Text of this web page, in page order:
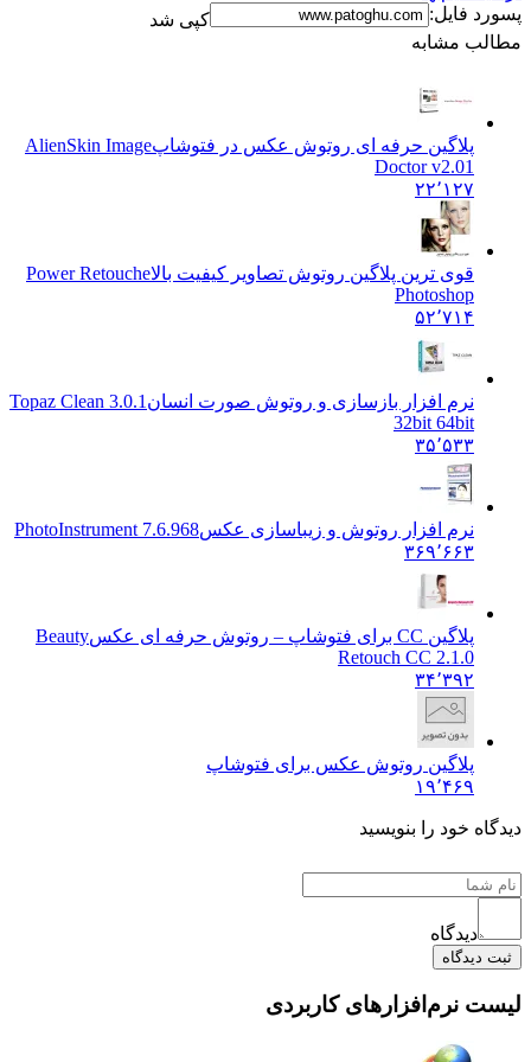
فایل:
کپی شد
مشابه
پلاگین حرفه ای روتوش عکس در فتوشاپAlienSkin Image
Doctor v2.01
۲۲٬۱۲۷
قوی ترین پلاگین روتوش تصاویر کیفیت بالاPower Retouche
Photoshop
۵۲٬۷۱۴
نرم افزار بازسازی و روتوش صورت انسان Topaz Clean 3.0.1
32bit 64bit
۳۵٬۵۳۳
نرم افزار روتوش و زیباسازی عکسPhotoInstrument 7.6.968
۳۶۹٬۶۶۳
پلاگین CC برای فتوشاپ – روتوش حرفه ای عکس
Beauty
Retouch CC 2.1.0
۳۴٬۳۹۲
پلاگین روتوش عکس برای فتوشاپ
۱۹٬۴۶۹
خود را بنویسید
دیدگاه
نرم‌افزارهای کاربردی